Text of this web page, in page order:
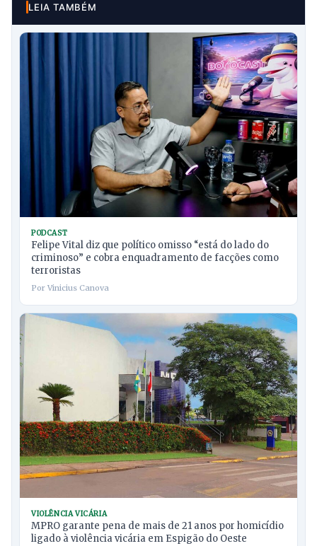
LEIA TAMBÉM
PODCAST
Felipe Vital diz que político omisso “está do lado do
criminoso” e cobra enquadramento de facções como
terroristas
Por Vinicius Canova
VIOLÊNCIA VICÁRIA
MPRO garante pena de mais de 21 anos por homicídio
ligado à violência vicária em Espigão do Oeste